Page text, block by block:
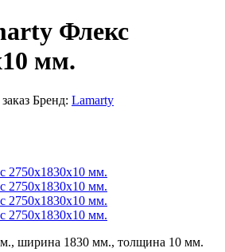
Флекс
мм.
Бренд: Lamarty
ширина 1830 мм., толщина 10 мм.